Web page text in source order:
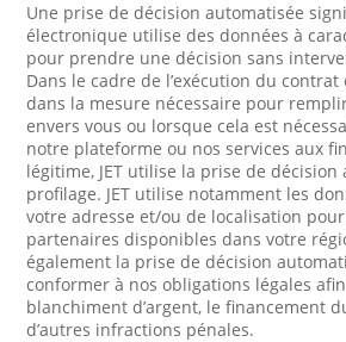
Une prise de décision automatisée
électronique utilise des données à
pour prendre une décision sans
Dans le cadre de l’exécution du
dans la mesure nécessaire pour
envers vous ou lorsque cela est
notre plateforme ou nos services aux
légitime, JET utilise la prise de décision
profilage. JET utilise notamment les
votre adresse et/ou de localisation
partenaires disponibles dans votre
également la prise de décision
conformer à nos obligations légales
blanchiment d’argent, le financement
d’autres infractions pénales.